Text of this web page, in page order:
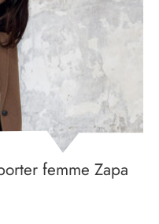
femme Zapa